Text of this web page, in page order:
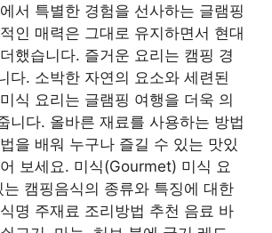
서 특별한 경험을 선사하는 글램핑
인 매력은 그대로 유지하면서 현대
했습니다. 즐거운 요리는 캠핑 경
다. 소박한 자연의 요소와 세련된
식 요리는 글램핑 여행을 더욱 의
니다. 올바른 재료를 사용하는 방법
을 배워 누구나 즐길 수 있는 맛있
보세요. 미식(Gourmet) 미식 요
캠핑음식의 종류와 특징에 대한
명 주재료 조리방법 추천 음료 바